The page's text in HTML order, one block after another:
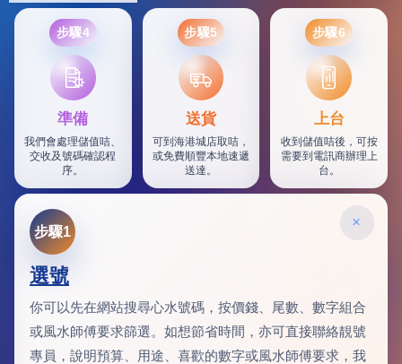
步驟4
準備
我們會處理儲值咭、
交收及號碼確認程
序。
步驟5
SF
送貨
可到海港城店取咭，
或免費順豐本地速遞
送達。
步驟6
上台
收到儲值咭後，可按
需要到電訊商辦理上
台。
×
步驟1
選號
你可以先在網站搜尋心水號碼，按價錢、尾數、數字組合
或風水師傅要求篩選。如想節省時間，亦可直接聯絡靚號
專員，說明預算、用途、喜歡的數字或風水師傅要求，我